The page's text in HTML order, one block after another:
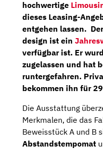
hochwertige
dieses Leasing-
entgehen lassen.
design ist ein
verfügbar ist. Er
zugelassen und hat
runtergefahren.
bekommen ihn für
Die Ausstattung
Merkmalen, die das
Beweisstück A und B
Abstandstempomat